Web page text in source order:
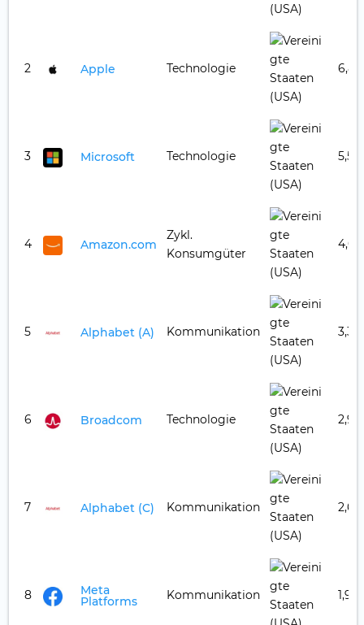
2 Apple Technologie 6,83
3 Microsoft Technologie 5,51
4 Amazon.com
Zykl.
Konsumgüter
4,08
5 Alphabet (A) Kommunikation 3,33
6 Broadcom Technologie 2,98
7 Alphabet (C) Kommunikation 2,67
8 Meta
Platforms Kommunikation 1,94